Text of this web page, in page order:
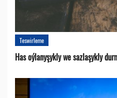
Teswirleme
Has oýlanyşykly we sazlaşykly